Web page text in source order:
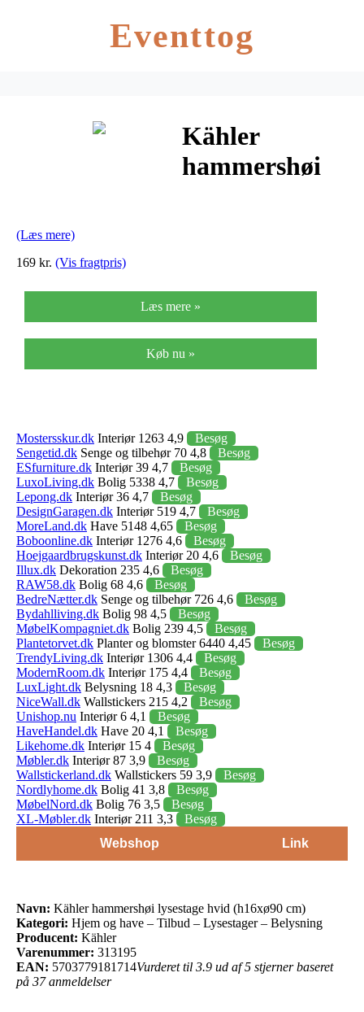
Eventtog
Kähler
hammershøi
(Læs mere)
169 kr. (Vis fragtpris)
Læs mere »
Køb nu »
Mostersskur.dk Interiør 1263 4,9
Besøg
Sengetid.dk Senge og tilbehør 70 4,8
Besøg
ESfurniture.dk Interiør 39 4,7
Besøg
LuxoLiving.dk Bolig 5338 4,7
Besøg
Lepong.dk Interiør 36 4,7
Besøg
DesignGaragen.dk Interiør 519 4,7
Besøg
MoreLand.dk Have 5148 4,65
Besøg
Boboonline.dk Interiør 1276 4,6
Besøg
Hoejgaardbrugskunst.dk Interiør 20 4,6
Besøg
Illux.dk Dekoration 235 4,6
Besøg
RAW58.dk Bolig 68 4,6
Besøg
BedreNætter.dk Senge og tilbehør 726 4,6
Besøg
Bydahlliving.dk Bolig 98 4,5
Besøg
MøbelKompagniet.dk Bolig 239 4,5
Besøg
Plantetorvet.dk Planter og blomster 6440 4,45
Besøg
TrendyLiving.dk Interiør 1306 4,4
Besøg
ModernRoom.dk Interiør 175 4,4
Besøg
LuxLight.dk Belysning 18 4,3
Besøg
NiceWall.dk Wallstickers 215 4,2
Besøg
Unishop.nu Interiør 6 4,1
Besøg
HaveHandel.dk Have 20 4,1
Besøg
Likehome.dk Interiør 15 4
Besøg
Møbler.dk Interiør 87 3,9
Besøg
Wallstickerland.dk Wallstickers 59 3,9
Besøg
Nordlyhome.dk Bolig 41 3,8
Besøg
MøbelNord.dk Bolig 76 3,5
Besøg
XL-Møbler.dk Interiør 211 3,3
Besøg
Webshop
Link
Navn: Kähler hammershøi lysestage hvid (h16xø90 cm)
Kategori: Hjem og have – Tilbud – Lysestager – Belysning
Producent: Kähler
Varenummer: 313195
EAN: 5703779181714Vurderet til 3.9 ud af 5 stjerner baseret
på 37 anmeldelser